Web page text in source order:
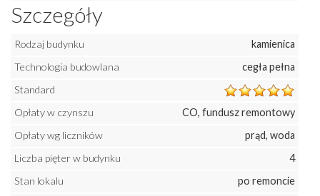
Szczegóły
Rodzaj budynku
kamienica
Technologia budowlana
cegła pełna
Standard
Opłaty w czynszu
CO, fundusz remontowy
Opłaty wg liczników
prąd, woda
Liczba pięter w budynku
4
Stan lokalu
po remoncie